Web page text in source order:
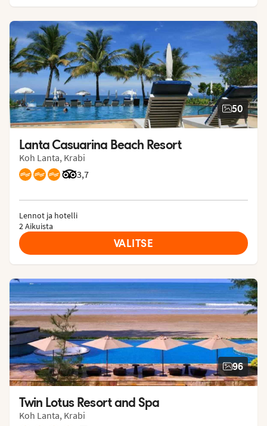
50
Lanta Casuarina Beach Resort
Koh Lanta, Krabi
3,7
Arvostelut Tripadvisorista: 3.7 of 5
Lennot ja hotelli
2 Aikuista
VALITSE
96
Twin Lotus Resort and Spa
Koh Lanta, Krabi